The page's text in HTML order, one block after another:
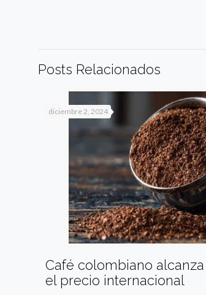
Posts Relacionados
diciembre 2, 2024
Café colombiano
el precio internacional